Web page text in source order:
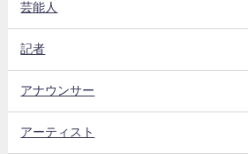
芸能人
記者
アナウンサー
アーティスト